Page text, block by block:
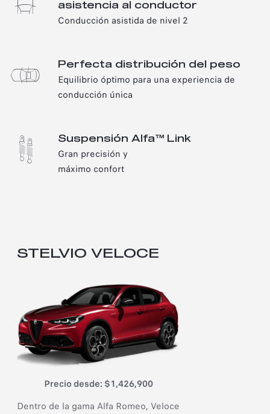
asistencia al conductor​
Conducción asistida de nivel 2​
Perfecta distribución del peso
Equilibrio óptimo para una experiencia de
conducción única
Suspensión Alfa™ Link
Gran precisión y
máximo confort
STELVIO VELOCE
Precio desde: $1,426,900
Dentro de la gama Alfa Romeo, Veloce